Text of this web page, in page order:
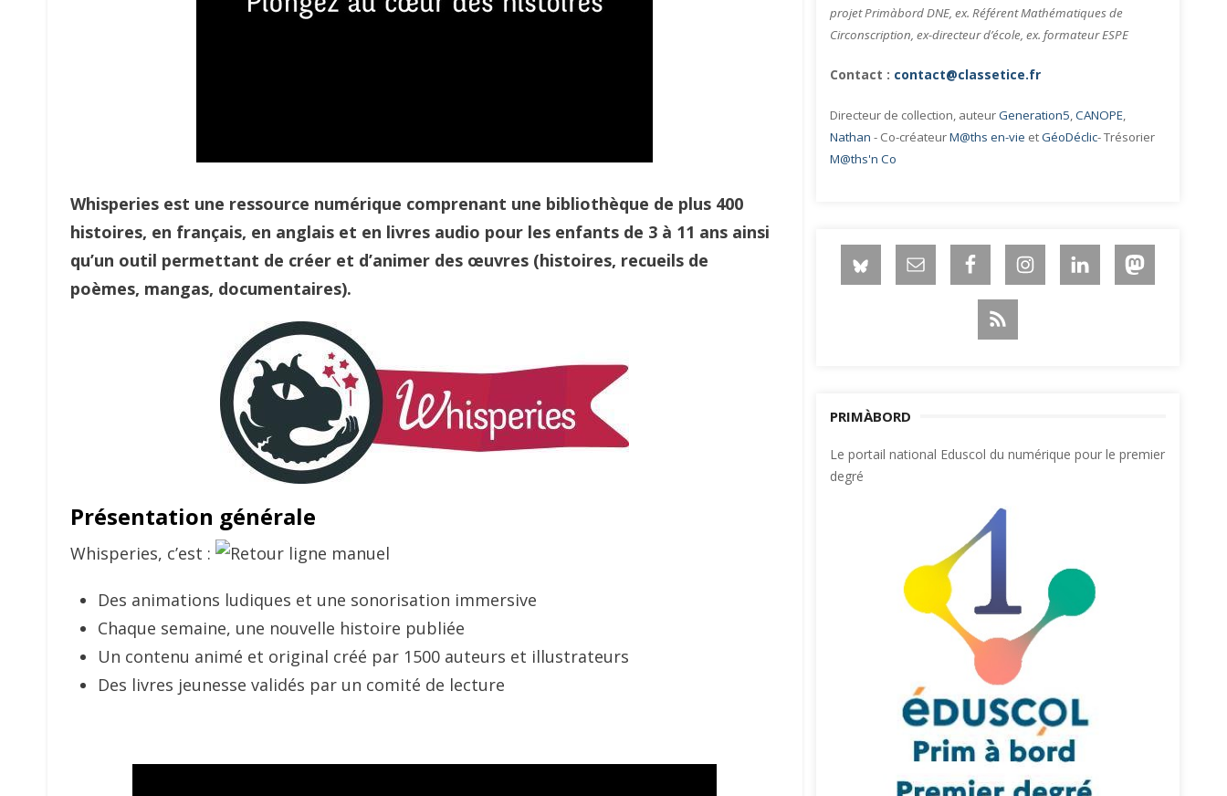
Whisperies est une ressource numérique comprenant une bibliothèque de plus 400
histoires, en français, en anglais et en livres audio pour les enfants de 3 à 11 ans ainsi
qu’un outil permettant de créer et d’animer des œuvres (histoires, recueils de
poèmes, mangas, documentaires).
Présentation générale
Whisperies, c’est :
Des animations ludiques et une sonorisation immersive
Chaque semaine, une nouvelle histoire publiée
Un contenu animé et original créé par 1500 auteurs et illustrateurs
Des livres jeunesse validés par un comité de lecture
projet Primàbord DNE, ex. Référent Mathématiques de
Circonscription, ex-directeur d’école, ex. formateur ESPE
Contact : contact@classetice.fr
Directeur de collection, auteurGeneration5,CANOPE,
Nathan - Co-créateurM@ths en-vie etGéoDéclic- Trésorier
M@ths'n Co
PRIMÀBORD
Le portail national Eduscol du numérique pour le premier
degré